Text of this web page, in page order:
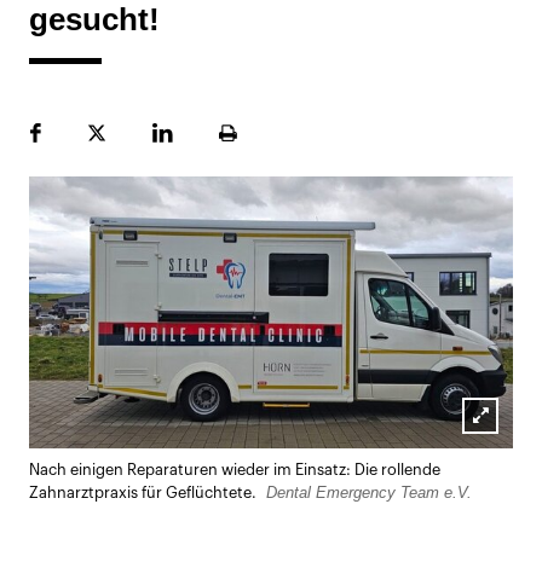
gesucht!
FacebookPlattformLinekdInSeite
Lightbox
Nach einigen Reparaturen wieder im Einsatz: Die rollende
Zahnarztpraxis für Geflüchtete.
Dental Emergency Team e.V.